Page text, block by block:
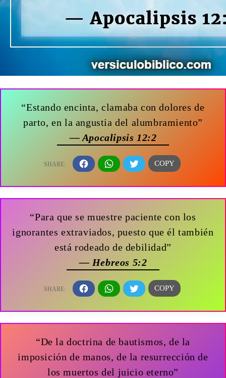
“Estando encinta, clamaba con dolores de
parto, en la angustia del alumbramiento”
— Apocalipsis 12:2
“Para que se muestre paciente con los
ignorantes extraviados, puesto que él también
está rodeado de debilidad”
— Hebreos 5:2
“De la doctrina de bautismos, de la
imposición de manos, de la resurrección de
los muertos del juicio eterno”